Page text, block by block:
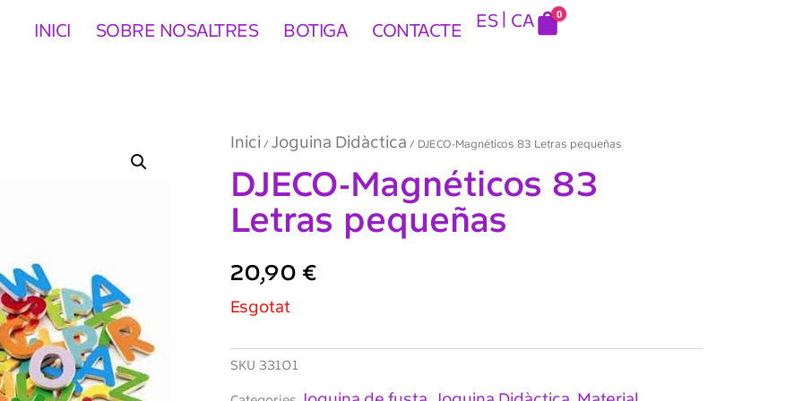
INICI SOBRE NOSALTRES BOTIGA CONTACTE ES CA 0
Inici / Joguina Didàctica / DJECO-Magnéticos 83 Letras pequeñas
DJECO-Magnéticos 83
Letras pequeñas
20,90 €
Esgotat
SKU 33101